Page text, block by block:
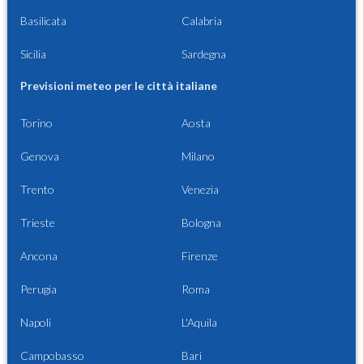
Basilicata Calabria
Sicilia Sardegna
Previsioni meteo per le città italiane
Torino Aosta
Genova Milano
Trento Venezia
Trieste Bologna
Ancona Firenze
Perugia Roma
Napoli L'Aquila
Campobasso Bari